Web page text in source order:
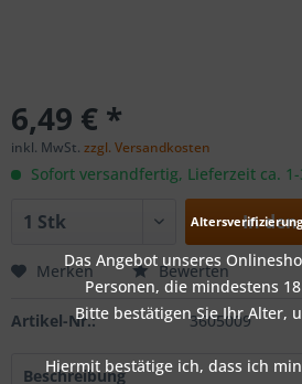
6,49 € *
inkl. MwSt. zzgl. Versandkosten
Sofort versandfertig, Lieferzeit ca.
In den
Merken Bewerten
Artikel-Nr.: 3605009
Beschreibung
Altersverifizierung
Das Angebot unseres
Personen, die mindestens
Bitte bestätigen Sie Ihr Alter,
Hiermit bestätige ich, dass ich